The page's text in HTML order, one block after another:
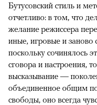
Бутусовский стиль и
отчетливо: в том, что
желание режиссера
иные, игровые и заново
поскольку сочинялось
сговора и настроения,
высказывание —
объединенное общим
свободы, оно всегда